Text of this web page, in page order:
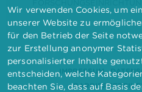
IMPRESSUM
Wir verwenden Cookies, um
unserer Website zu
für den Betrieb der Seite
zur Erstellung anonymer
personalisierter Inhalte
entscheiden, welche
beachten Sie, dass auf Basis